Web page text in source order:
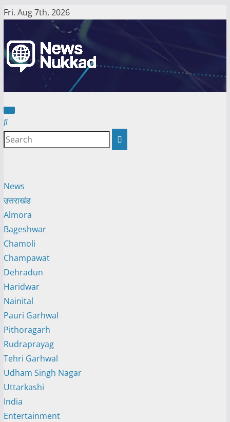
Skip
content
Fri. Aug 7th, 2026
News
उत्तराखंड
Almora
Bageshwar
Chamoli
Champawat
Dehradun
Haridwar
Nainital
Pauri Garhwal
Pithoragarh
Rudraprayag
Tehri Garhwal
Udham Singh Nagar
Uttarkashi
India
Entertainment